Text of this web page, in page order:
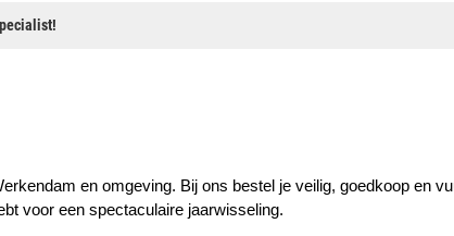
en omgeving. Bij ons bestel je veilig, goedkoop en
voor een spectaculaire jaarwisseling.